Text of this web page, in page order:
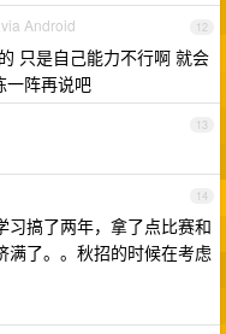
12
Android
只是自己能力不行啊 就会
一阵再说吧
13
14
习搞了两年，拿了点比赛和
满了。。秋招的时候在考虑